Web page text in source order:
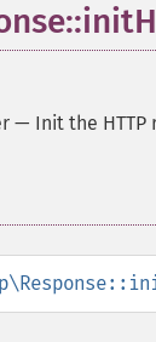
— Init the HTTP